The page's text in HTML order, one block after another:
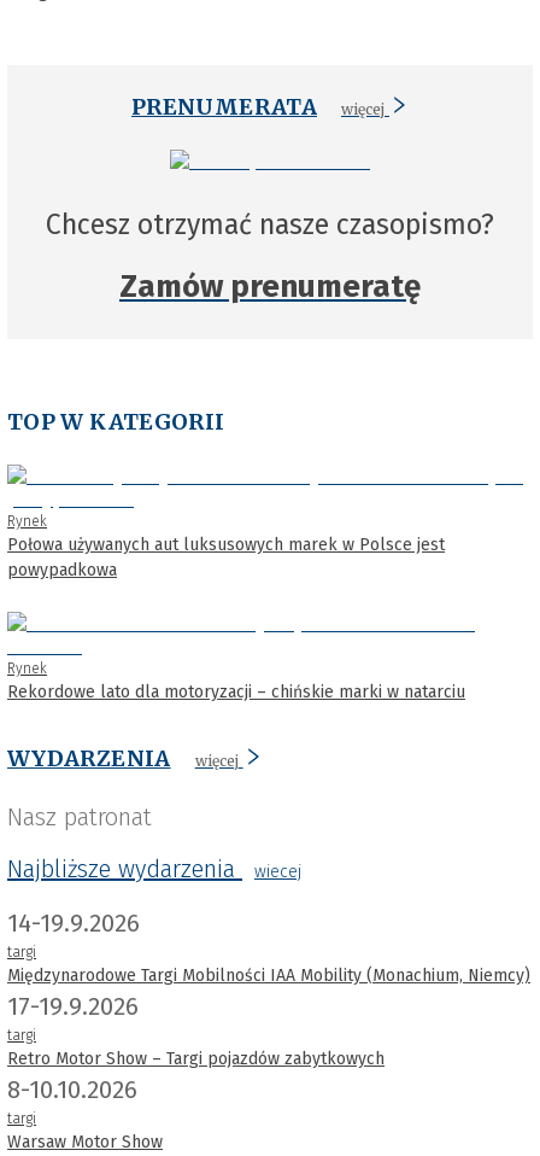
PRENUMERATA więcej
Chcesz otrzymać nasze czasopismo?
Zamów prenumeratę
TOP W KATEGORII
Rynek
Połowa używanych aut luksusowych marek w Polsce jest
powypadkowa
Rynek
Rekordowe lato dla motoryzacji – chińskie marki w natarciu
WYDARZENIA więcej
Nasz patronat
Najbliższe wydarzenia
wiecej
14-19.9.2026
targi
Międzynarodowe Targi Mobilności IAA Mobility (Monachium, Niemcy)
17-19.9.2026
targi
Retro Motor Show – Targi pojazdów zabytkowych
8-10.10.2026
targi
Warsaw Motor Show